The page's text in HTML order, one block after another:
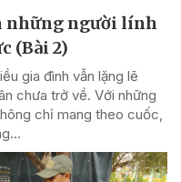
những người lính
(Bài 2)
gia đình vẫn lặng lẽ
chưa trở về. Với những
chỉ mang theo cuốc,